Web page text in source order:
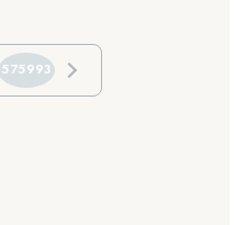
575993